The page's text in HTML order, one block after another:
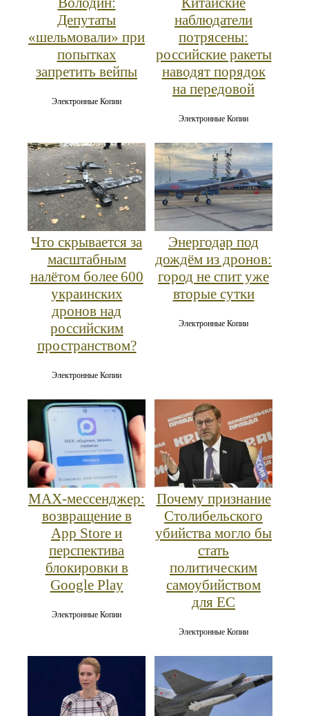
Депутаты
«шельмовали» при
попытках
запретить вейпы
Электронные Копии
наблюдатели
потрясены:
российские ракеты
наводят порядок
на передовой
Электронные Копии
Что скрывается за
масштабным
налётом более 600
украинских
дронов над
российским
пространством?
Электронные Копии
Энергодар под
дождём из дронов:
город не спит уже
вторые сутки
Электронные Копии
MAX‑мессенджер:
возвращение в
App Store и
перспектива
блокировки в
Google Play
Электронные Копии
Почему признание
Столибельского
убийства могло бы
стать
политическим
самоубийством
для ЕС
Электронные Копии